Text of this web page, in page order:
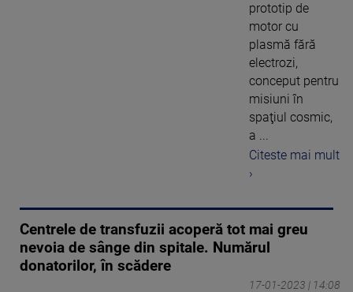
prototip de
motor cu
plasmă fără
electrozi,
conceput pentru
misiuni în
spaţiul cosmic,
a ...
Citeste mai mult
›
Centrele de transfuzii acoperă tot mai greu
nevoia de sânge din spitale. Numărul
donatorilor, în scădere
17-01-2023 | 14:08